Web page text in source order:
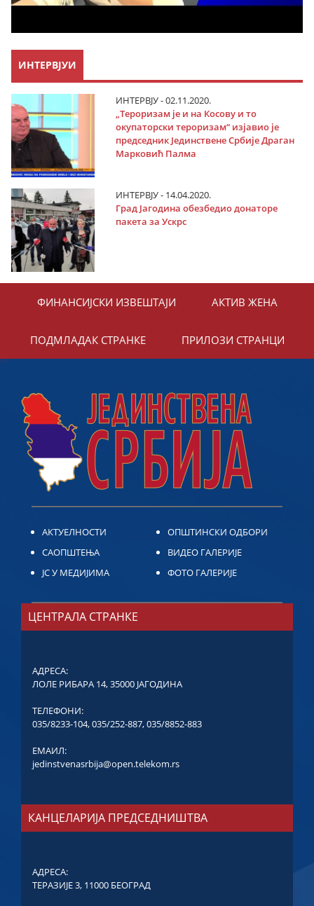
ИНТЕРВЈУИ
ИНТЕРВЈУ - 02.11.2020.
„Тероризам је и на Косову и то
окупаторски тероризам“ изјавио је
председник Јединствене Србије Драган
Марковић Палма
ИНТЕРВЈУ - 14.04.2020.
Град Јагодина обезбедио донаторе
пакета за Ускрс
ФИНАНСИЈСКИ ИЗВЕШТАЈИ АКТИВ ЖЕНА
ПОДМЛАДАК СТРАНКЕ ПРИЛОЗИ СТРАНЦИ
АКТУЕЛНОСТИ
САОПШТЕЊА
ЈС У МЕДИЈИМА
ОПШТИНСКИ ОДБОРИ
ВИДЕО ГАЛЕРИЈЕ
ФОТО ГАЛЕРИЈЕ
ЦЕНТРАЛА СТРАНКЕ
АДРЕСА:
ЛОЛЕ РИБАРА 14, 35000 ЈАГОДИНА
ТЕЛЕФОНИ:
035/8233-104,035/252-887,035/8852-883
ЕМАИЛ:
jedinstvenasrbija@open.telekom.rs
КАНЦЕЛАРИЈА ПРЕДСЕДНИШТВА
АДРЕСА:
ТЕРАЗИЈЕ 3, 11000 БЕОГРАД